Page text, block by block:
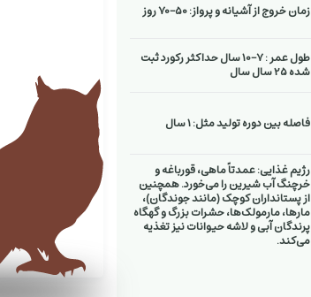
زمان خروج از آشیانه و پرواز: 50-70 روز
طول عمر : 7-10 سال حداکثر رکورد ثبت
شده 25 سال سال
فاصله بین دوره تولید مثل: 1 سال
رژیم غذایی: عمدتاً ماهی، قورباغه و
خرچنگ آب شیرین را می‌خورد. همچنین
از پستانداران کوچک (مانند جوندگان)،
مارها، مارمولک‌ها، حشرات بزرگ و گهگاه
پرندگان آبی و لاشه حیوانات نیز تغذیه
می‌کند.